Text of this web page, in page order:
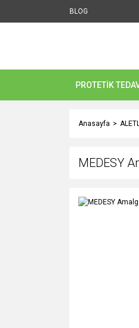
BLOG
PROTETİK
Anasayfa
MEDESY